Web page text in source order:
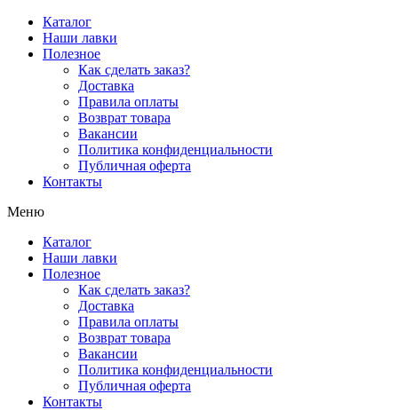
Перейти
содержимому
Каталог
Наши лавки
Полезное
Как сделать заказ?
Доставка
Правила оплаты
Возврат товара
Вакансии
Политика конфиденциальности
Публичная оферта
Контакты
Меню
Каталог
Наши лавки
Полезное
Как сделать заказ?
Доставка
Правила оплаты
Возврат товара
Вакансии
Политика конфиденциальности
Публичная оферта
Контакты